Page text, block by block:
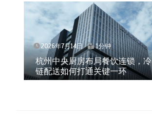
2026年7月14日 1分钟
杭州中央厨房布局餐饮连锁，冷
链配送如何打通关键一环